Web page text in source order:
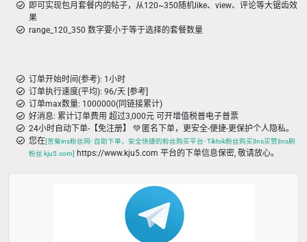
即可实现包月套餐内的帖子，从120~350随机like、view、评论等大锯齿效
果
range_120_350 数字要小于等于选择的套餐数量
订单开始时间(参考): 1小时
订单执行速度(平均): 96/天 [参考]
订单max数量: 1000000(同链接累计)
好消息: 累计订单费用 超过3,000元 可开增值税普电子普票
24小时自动下单-【免注册】 💚 匿名下单，更安全-便捷-更保护个人隐私。
您在[苦菊ins粉丝网- 自助下单，安全快捷的粉丝购买平台- Tiktok粉丝购买|Ins买赞|Ins刷
粉丝 kju5.com]
https://www.kju5.com 平台的下单信息保密, 敬请放心。